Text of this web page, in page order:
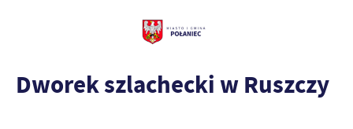
Dworek szlachecki w Ruszczy